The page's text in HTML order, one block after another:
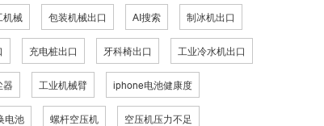
机械 包装机械出口 AI搜索 制冰机出口
充电桩出口 牙科椅出口 工业冷水机出口
器 工业机械臂 iphone电池健康度
电池 螺杆空压机 空压机压力不足